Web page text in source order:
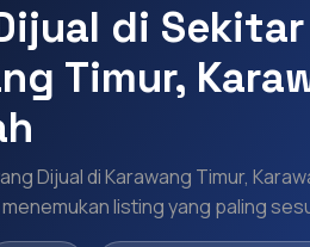
di Sekitar
Timur,
Dijual di Karawang Timur,
listing yang paling